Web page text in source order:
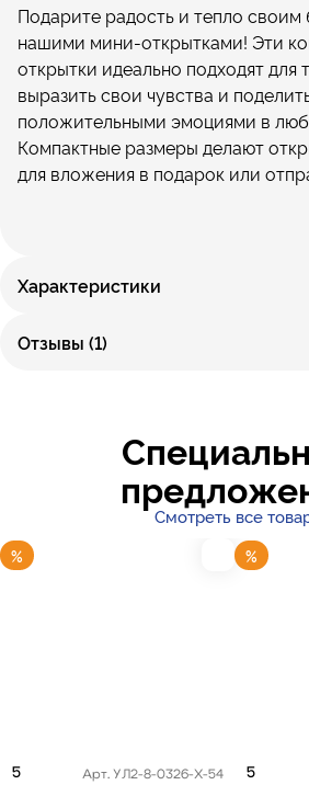
Подарите радость и тепло своим
нашими мини-открытками! Эти
открытки идеально подходят для
выразить свои чувства и
положительными эмоциями в
Компактные размеры делают
для вложения в подарок или
Характеристики
Отзывы (1)
Смотреть все
%
5 Арт. УЛ2-8-0326-Х-54
%
5